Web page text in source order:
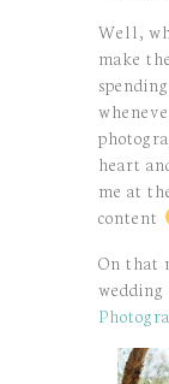
Well,
make
heart
me at
content
On that